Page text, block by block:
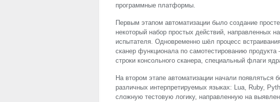
программные платформы.
Первым этапом автоматизации было создание
некоторый набор простых действий, направленных
испытателя. Одновременно шёл процесс
сканер функционала по самотестированию
строки консольного сканера, специальный флаги
На втором этапе автоматизации начали появляться
различных интерпретируемых языках: Lua, Ruby,
сложную тестовую логику, направленную на